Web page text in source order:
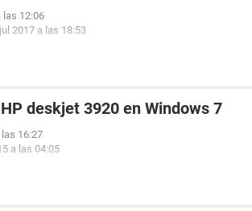
las 12:06
2017 a las 18:53
deskjet 3920 en Windows 7
16:27
a las 04:05